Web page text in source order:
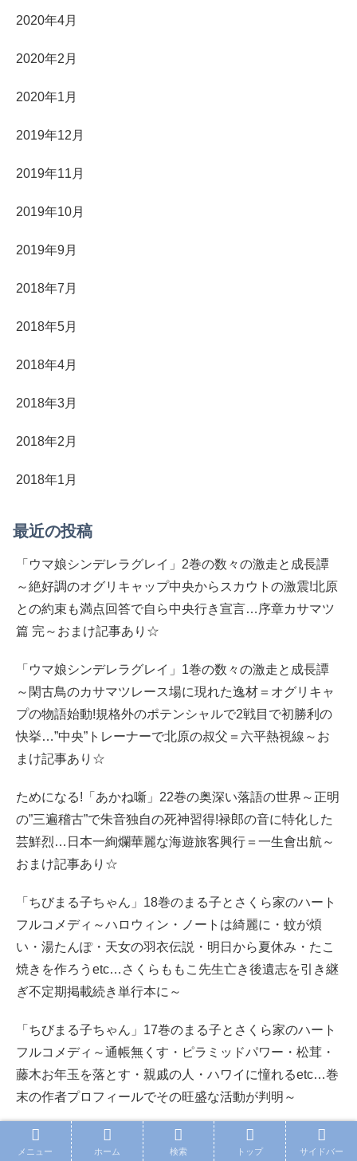
2020年4月
2020年2月
2020年1月
2019年12月
2019年11月
2019年10月
2019年9月
2018年7月
2018年5月
2018年4月
2018年3月
2018年2月
2018年1月
最近の投稿
「ウマ娘シンデレラグレイ」2巻の数々の激走と成長譚
～絶好調のオグリキャップ中央からスカウトの激震!北原
との約束も満点回答で自ら中央行き宣言…序章カサマツ
篇 完～おまけ記事あり☆
「ウマ娘シンデレラグレイ」1巻の数々の激走と成長譚
～閑古鳥のカサマツレース場に現れた逸材＝オグリキャ
プの物語始動!規格外のポテンシャルで2戦目で初勝利の
快挙…”中央”トレーナーで北原の叔父＝六平熱視線～お
まけ記事あり☆
ためになる!「あかね噺」22巻の奥深い落語の世界～正明
の”三遍稽古”で朱音独自の死神習得!禄郎の音に特化した
芸鮮烈…日本一絢爛華麗な海遊旅客興行＝一生會出航～
おまけ記事あり☆
「ちびまる子ちゃん」18巻のまる子とさくら家のハート
フルコメディ～ハロウィン・ノートは綺麗に・蚊が煩
い・湯たんぽ・天女の羽衣伝説・明日から夏休み・たこ
焼きを作ろうetc…さくらももこ先生亡き後遺志を引き継
ぎ不定期掲載続き単行本に～
「ちびまる子ちゃん」17巻のまる子とさくら家のハート
フルコメディ～通帳無くす・ピラミッドパワー・松茸・
藤木お年玉を落とす・親戚の人・ハワイに憧れるetc…巻
末の作者プロフィールでその旺盛な活動が判明～
メニュー ホーム 検索 トップ サイドバー